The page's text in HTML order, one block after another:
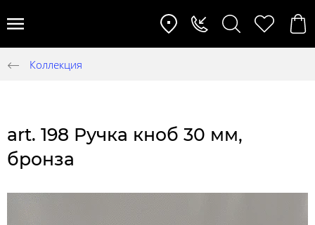
Коллекция
art. 198 Ручка кноб 30 мм,
бронза